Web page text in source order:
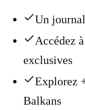
Un
Accédez
exclusives
Explorez
Balkans